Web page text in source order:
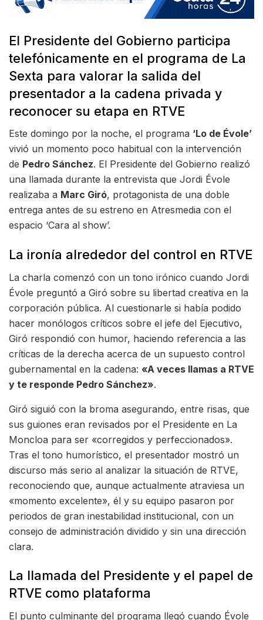
El Presidente del Gobierno participa
telefónicamente en el programa de La
Sexta para valorar la salida del
presentador a la cadena privada y
reconocer su etapa en RTVE
Este domingo por la noche, el programa ‘Lo de Évole’
vivió un momento poco habitual con la intervención
de Pedro Sánchez. El Presidente del Gobierno realizó
una llamada durante la entrevista que Jordi Évole
realizaba a Marc Giró, protagonista de una doble
entrega antes de su estreno en Atresmedia con el
espacio ‘Cara al show’.
La ironía alrededor del control en RTVE
La charla comenzó con un tono irónico cuando Jordi
Évole preguntó a Giró sobre su libertad creativa en la
corporación pública. Al cuestionarle si había podido
hacer monólogos críticos sobre el jefe del Ejecutivo,
Giró respondió con humor, haciendo referencia a las
críticas de la derecha acerca de un supuesto control
gubernamental en la cadena: «A veces llamas a RTVE
y te responde Pedro Sánchez».
Giró siguió con la broma asegurando, entre risas, que
sus guiones eran revisados por el Presidente en La
Moncloa para ser «corregidos y perfeccionados».
Tras el tono humorístico, el presentador mostró un
discurso más serio al analizar la situación de RTVE,
reconociendo que, aunque actualmente atraviesa un
«momento excelente», él y su equipo pasaron por
periodos de gran inestabilidad institucional, con un
consejo de administración dividido y sin una dirección
clara.
La llamada del Presidente y el papel de
RTVE como plataforma
El punto culminante del programa llegó cuando Évole